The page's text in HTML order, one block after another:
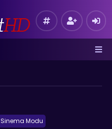
Sinema Modu